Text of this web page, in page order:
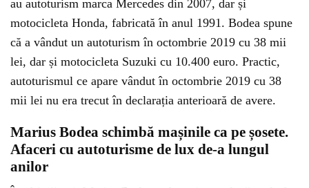
au autoturism marca Mercedes din 2007, dar și
motocicleta Honda, fabricată în anul 1991. Bodea spune
că a vândut un autoturism în octombrie 2019 cu 38 mii
lei, dar și motocicleta Suzuki cu 10.400 euro. Practic,
autoturismul ce apare vândut în octombrie 2019 cu 38
mii lei nu era trecut în declarația anterioară de avere.
Marius Bodea schimbă mașinile ca pe șosete.
Afaceri cu autoturisme de lux de-a lungul
anilor